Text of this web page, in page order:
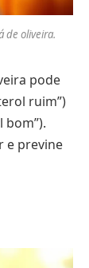
de oliveira.
pode
ruim”)
bom”).
e previne